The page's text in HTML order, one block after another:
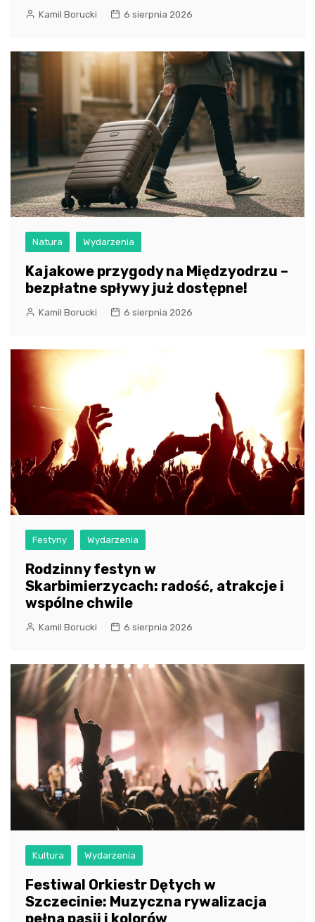
Kamil Borucki 6 sierpnia 2026
Natura Wydarzenia
Kajakowe przygody na Międzyodrzu –
bezpłatne spływy już dostępne!
Kamil Borucki 6 sierpnia 2026
Festyny Wydarzenia
Rodzinny festyn w
Skarbimierzycach: radość, atrakcje i
wspólne chwile
Kamil Borucki 6 sierpnia 2026
Kultura Wydarzenia
Festiwal Orkiestr Dętych w
Szczecinie: Muzyczna rywalizacja
pełna pasji i kolorów